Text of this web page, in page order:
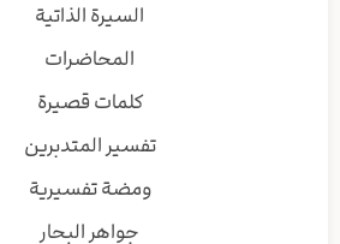
السيرة الذاتية
المحاضرات
كلمات قصيرة
تفسير المتدبرين
ومضة تفسيرية
جواهر البحار